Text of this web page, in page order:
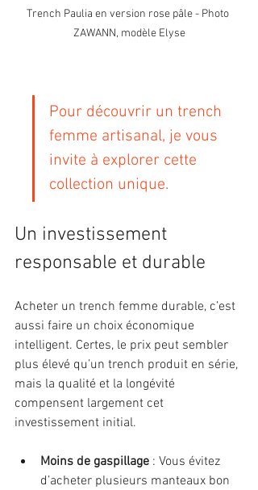
Trench Paulia en version rose pâle - Photo
ZAWANN, modèle Elyse
Pour découvrir un trench
femme artisanal, je vous
invite à explorer cette
collection unique.
Un investissement
responsable et durable
Acheter un trench femme durable, c’est
aussi faire un choix économique
intelligent. Certes, le prix peut sembler
plus élevé qu’un trench produit en série,
mais la qualité et la longévité
compensent largement cet
investissement initial.
Moins de gaspillage : Vous évitez
d’acheter plusieurs manteaux bon